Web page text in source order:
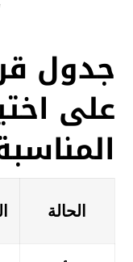
جدول
على
الحالة